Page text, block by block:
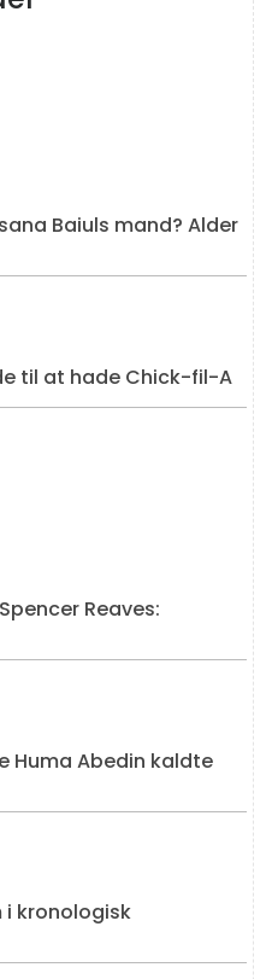
Baiuls mand? Alder
til at hade Chick-fil-A
Reaves:
Huma Abedin kaldte
i kronologisk